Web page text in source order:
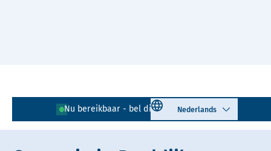
Nu bereikbaar - bel direct! 0174 - 792 450
Select language
Lees voor Uitleg woorden
Simpele tekst